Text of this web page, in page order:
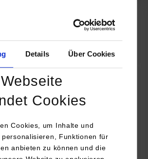
Details Über Cookies
Cookies
Cookies, um Inhalte und
personalisieren, Funktionen für
anbieten zu können und die
für Studierende
Clean Urban Transportation –
im (sub)urbanen Umfeld
elektrische Antriebe, moderne